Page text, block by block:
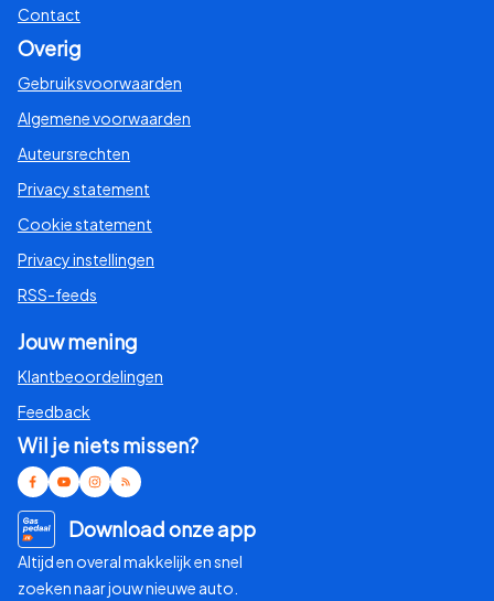
Contact
Overig
Gebruiksvoorwaarden
Algemene voorwaarden
Auteursrechten
Privacy statement
Cookie statement
Privacy instellingen
RSS-feeds
Jouw mening
Klantbeoordelingen
Feedback
Wil je niets missen?
Download onze app
Altijd en overal makkelijk en snel
zoeken naar jouw nieuwe auto.